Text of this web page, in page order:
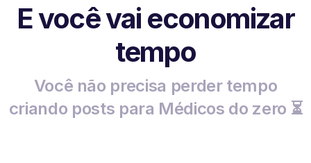
E você vai economizar
tempo
Você não precisa perder tempo
criando posts para Médicos do zero ⏳